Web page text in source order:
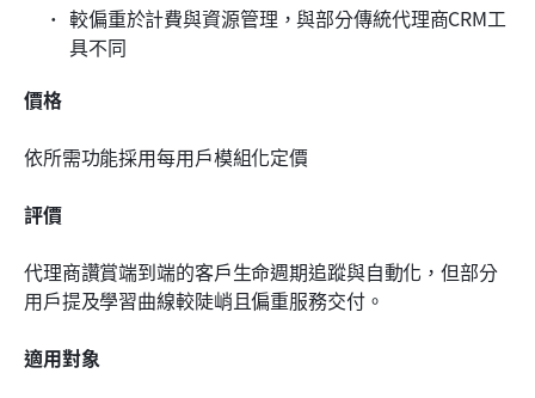
較偏重於計費與資源管理，與部分傳統代理商CRM工
具不同
價格
依所需功能採用每用戶模組化定價
評價
代理商讚賞端到端的客戶生命週期追蹤與自動化，但部分
用戶提及學習曲線較陡峭且偏重服務交付。
適用對象